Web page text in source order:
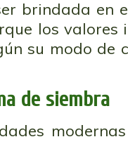
brindada en
los valores
su modo de
de siembra